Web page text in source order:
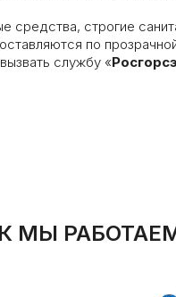
средства, строгие
по
службу «
МЫ